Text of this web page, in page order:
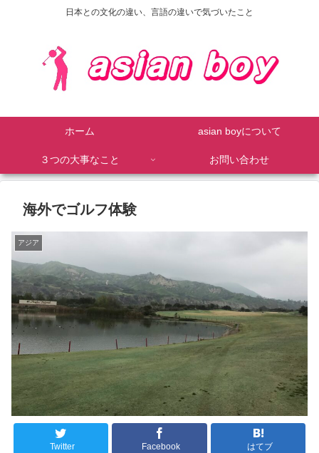
日本との文化の違い、言語の違いで気づいたこと
ホーム asian boyについて
３つの大事なこと お問い合わせ
海外でゴルフ体験
アジア
Twitter Facebook はてブ